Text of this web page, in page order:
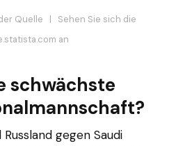
Quelle | Sehen Sie sich die
an
schwächste
gegen Saudi